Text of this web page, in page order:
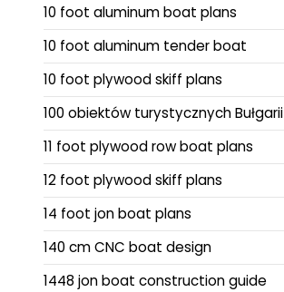
10 foot aluminum boat plans
10 foot aluminum tender boat
10 foot plywood skiff plans
100 obiektów turystycznych Bułgarii
11 foot plywood row boat plans
12 foot plywood skiff plans
14 foot jon boat plans
140 cm CNC boat design
1448 jon boat construction guide